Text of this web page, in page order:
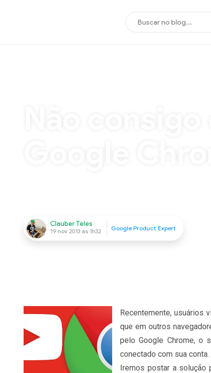
Clauber Teles
19 nov 2013 às 1h32 Google Product Expert
Recentemente, usuários
que em outros
pelo Google Chrome, o
conectado com sua conta.
Iremos postar a solução